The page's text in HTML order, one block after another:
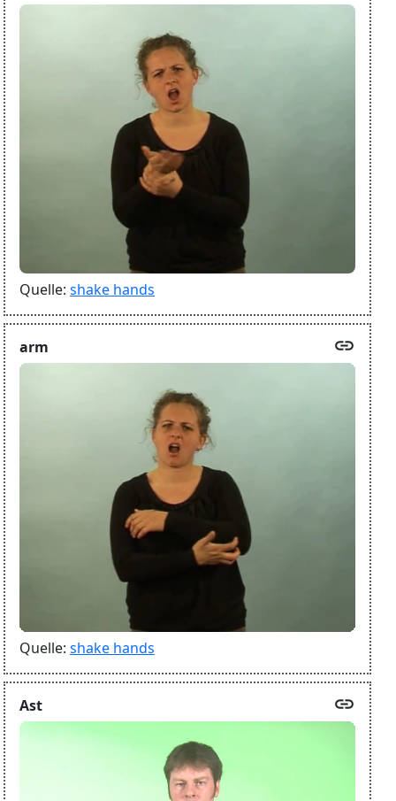
Quelle: shake hands
arm link
Quelle: shake hands
Ast link